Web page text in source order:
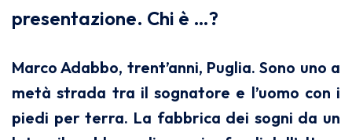
presentazione. Chi è …?
Marco Adabbo, trent’anni, Puglia. Sono uno a
metà strada tra il sognatore e l’uomo con i
piedi per terra. La fabbrica dei sogni da un